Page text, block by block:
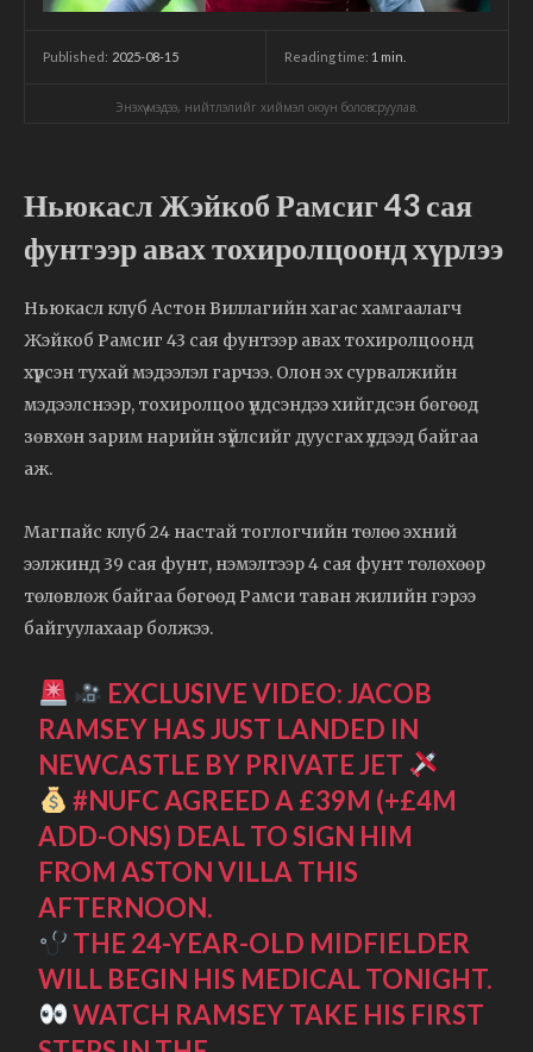
Published: 2025-08-15 Reading time: 1 min.
Энэхүү мэдээ, нийтлэлийг хиймэл оюун боловсруулав.
Ньюкасл Жэйкоб Рамсиг 43 сая
фунтээр авах тохиролцоонд хүрлээ
Ньюкасл клуб Астон Виллагийн хагас хамгаалагч
Жэйкоб Рамсиг 43 сая фунтээр авах тохиролцоонд
хүрсэн тухай мэдээлэл гарчээ. Олон эх сурвалжийн
мэдээлснээр, тохиролцоо үндсэндээ хийгдсэн бөгөөд
зөвхөн зарим нарийн зүйлсийг дуусгах үлдээд байгаа
аж.
Магпайс клуб 24 настай тоглогчийн төлөө эхний
ээлжинд 39 сая фунт, нэмэлтээр 4 сая фунт төлөхөөр
төлөвлөж байгаа бөгөөд Рамси таван жилийн гэрээ
байгуулахаар болжээ.
EXCLUSIVE VIDEO: JACOB
RAMSEY HAS JUST LANDED IN
NEWCASTLE BY PRIVATE JET
#NUFCAGREED A £39M (+£4M
ADD-ONS) DEAL TO SIGN HIM
FROM ASTON VILLA THIS
AFTERNOON.
THE 24-YEAR-OLD MIDFIELDER
WILL BEGIN HIS MEDICAL TONIGHT.
WATCH RAMSEY TAKE HIS FIRST